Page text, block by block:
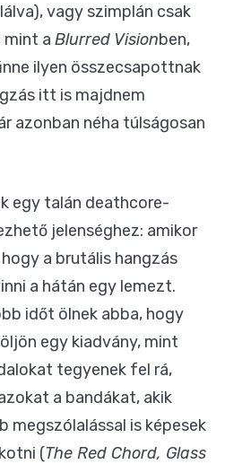
vagy szimplán csak
a Blurred Visionben,
ilyen összecsapottnak
itt is majdnem
azonban néha túlságosan
egy talán deathcore-
jelenséghez: amikor
a brutális hangzás
a hátán egy lemezt.
időt ölnek abba, hogy
egy kiadvány, mint
tegyenek fel rá,
a bandákat, akik
megszólalással is képesek
(The Red Chord, Glass